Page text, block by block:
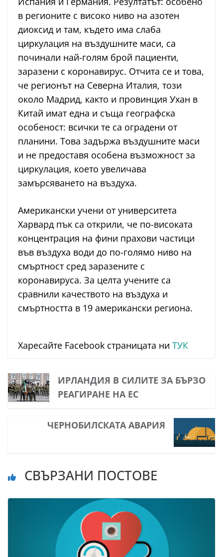
в регионите с високо ниво на азотен
диоксид и там, където има слаба
циркулация на въздушните маси, са
починали най-голям брой пациенти,
заразени с коронавирус. Отчита се и това,
че регионът на Северна Италия, този
около Мадрид, както и провинция Ухан в
Китай имат една и съща географска
особеност: всички те са оградени от
планини. Това задържа въздушните маси
и не предоставя особена възможност за
циркулация, което увеличава
замърсяването на въздуха.
Американски учени от университета
Харвард пък са открили, че по-високата
концентрация на фини прахови частици
във въздуха води до по-голямо ниво на
смъртност сред заразените с
коронавируса. За целта учените са
сравнили качеството на въздуха и
смъртността в 19 американски региона.
Харесайте Facebook страницата ни ТУК
ИРЛАНДИЯ В СИЛИТЕ ЗА БЪРЗО
РЕАГИРАНЕ НА ЕС
ЧЕРНОБИЛСКАТА АВАРИЯ
СВЪРЗАНИ ПОСТОВЕ